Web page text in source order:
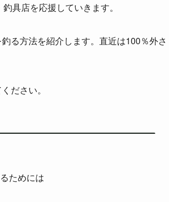
具店を応援していきます。
る方法を紹介します。直近は100％外さ
ださい。
ためには